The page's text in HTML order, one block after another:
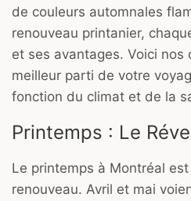
de couleurs automnales
renouveau printanier,
et ses avantages. Voici nos
meilleur parti de votre
fonction du climat et de la
Printemps : Le
Le printemps à Montréal
renouveau. Avril et mai